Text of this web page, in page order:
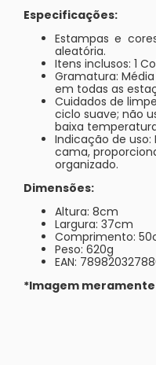
Especificações:
Estampas e
aleatória.
Itens inclusos: 1
Gramatura:
em todas as
Cuidados de
ciclo suave; não
baixa
Indicação de
cama,
organizado.
Dimensões:
Altura: 8cm
Largura: 37cm
Comprimento:
Peso: 620g
EAN:
*Imagem